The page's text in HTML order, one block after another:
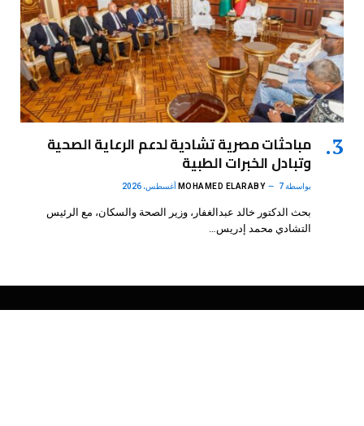
مباحثات مصرية تشادية لدعم الرعاية الصحية
وتبادل الخبرات الطبية
بواسطة MOHAMED ELARABY 7 أغسطس، 2026
بحث الدكتور خالد عبدالغفار، وزير الصحة والسكان، مع الرئيس
التشادي محمد إدريس…